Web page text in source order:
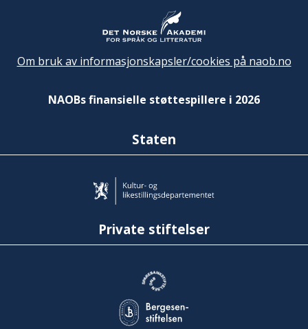
Om bruk av informasjonskapsler/cookies på naob.no
NAOBs finansielle støttespillere i 2026
Staten
Private stiftelser